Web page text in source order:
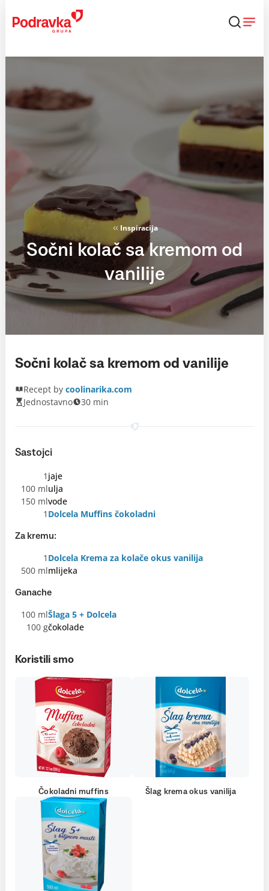
content
Inspiracija
Sočni kolač sa kremom od
vanilije
Sočni kolač sa kremom od vanilije
Recept by coolinarika.com
Jednostavno
30 min
Sastojci
1 jaje
100 mlulja
150 mlvode
1 Dolcela Muffins čokoladni
Za kremu:
1 Dolcela Krema za kolače okus vanilija
500 mlmlijeka
Ganache
100 mlŠlaga 5 + Dolcela
100 gčokolade
Koristili smo
Čokoladni muffins Šlag krema okus vanilija